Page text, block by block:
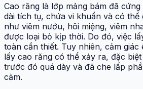
Cao răng là lớp mảng bám đã
dài tích tụ, chứa vi khuẩn và có
như viêm nướu, hôi miệng, viêm
được loại bỏ kịp thời. Do đó, việc
toàn cần thiết. Tuy nhiên, cảm giác
lấy cao răng có thể xảy ra, đặc
trước đó quá dày và đã che lấp
cảm.